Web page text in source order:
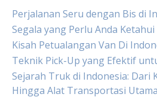
Perjalanan Seru dengan Bis di
Segala yang Perlu Anda
Kisah Petualangan Van Di
Teknik Pick-Up yang Efektif
Sejarah Truk di Indonesia: Dari
Hingga Alat Transportasi Utama